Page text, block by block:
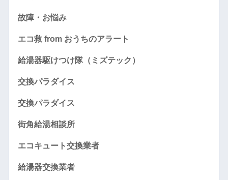
故障・お悩み
エコ救 from おうちのアラート
給湯器駆けつけ隊（ミズテック）
交換パラダイス
交換パラダイス
街角給湯相談所
エコキュート交換業者
給湯器交換業者